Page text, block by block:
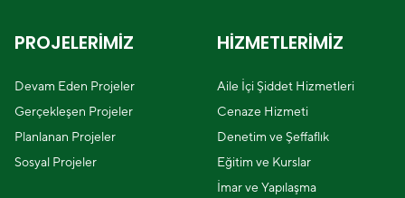
PROJELERİMİZ
Devam Eden Projeler
Gerçekleşen Projeler
Planlanan Projeler
Sosyal Projeler
HİZMETLERİMİZ
Aile İçi Şiddet Hizmetleri
Cenaze Hizmeti
Denetim ve Şeffaflık
Eğitim ve Kurslar
İmar ve Yapılaşma